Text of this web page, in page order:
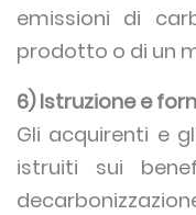
emissioni di
prodotto o di un
6) Istruzione e
Gli acquirenti e
istruiti sui